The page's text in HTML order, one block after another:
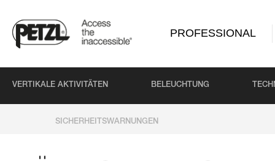
PROFESSIONAL
VERTIKALE AKTIVITÄTEN BELEUCHTUNG
SICHERHEITSWARNUNGEN